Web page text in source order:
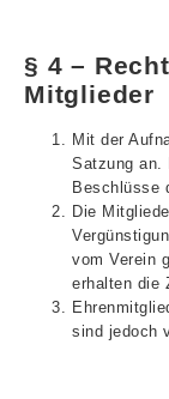
§ 4 –
Mitglieder
Mit der
Satzung an.
Beschlüsse
Die
vom Verein
erhalten die
sind jedoch